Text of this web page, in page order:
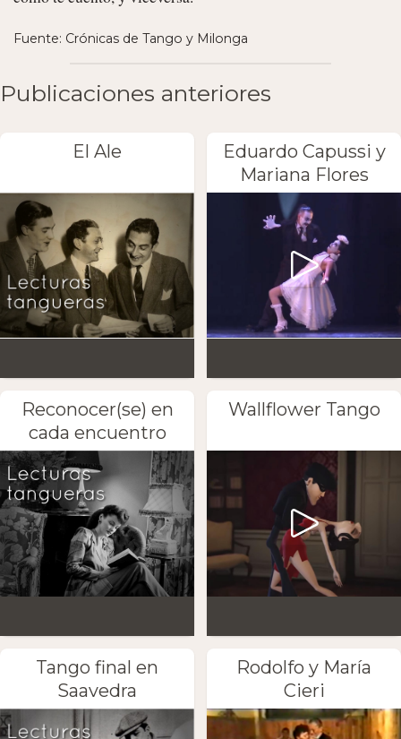
Fuente: Crónicas de Tango y Milonga
Publicaciones anteriores
El Ale
Eduardo Capussi y
Mariana Flores
Reconocer(se) en
cada encuentro
Wallflower Tango
Tango final en
Saavedra
Rodolfo y María
Cieri